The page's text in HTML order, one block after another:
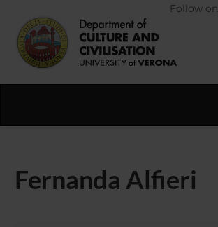
Follow on
Fernanda Alfieri